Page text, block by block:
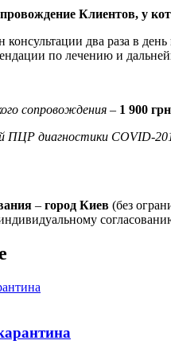
Клиентов, у
консультации два раза в
по лечению и
сопровождения – 1 900
ПЦР диагностики COVID-
– город Киев (без